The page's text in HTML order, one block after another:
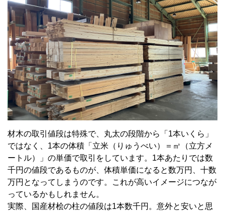
材木の取引値段は特殊で、丸太の段階から「1本いくら」
ではなく、1本の体積「立米（りゅうべい）＝㎥（立方メ
ートル）」の単価で取引をしています。1本あたりでは数
千円の値段であるものが、体積単価になると数万円、十数
万円となってしまうのです。これが高いイメージにつなが
っているかもしれません。
実際、国産材桧の柱の値段は1本数千円。意外と安いと思